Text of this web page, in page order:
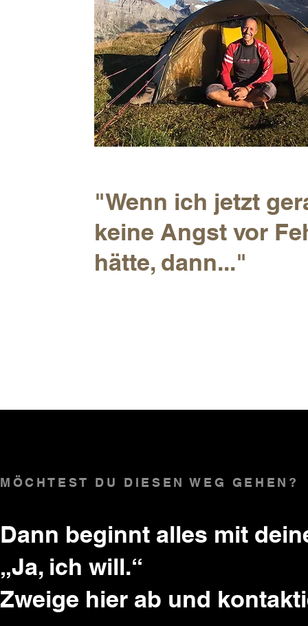
"Wenn ich jetzt
keine Angst vor
hätte, dann..."
MÖCHTEST DU DIESEN WEG GEHEN?
Dann beginnt alles mit
„Ja, ich will.“
Zweige hier ab und